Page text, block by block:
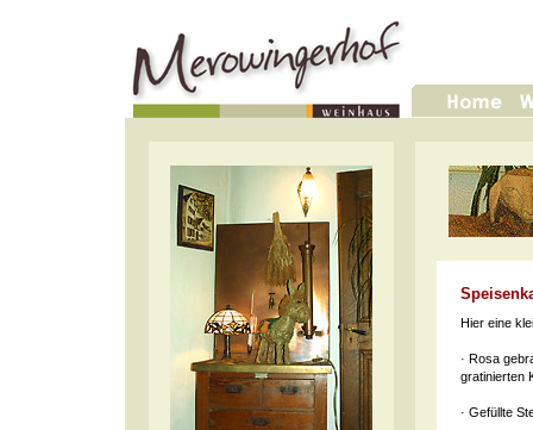
Hier eine
· Rosa
gratinierten
· Gefüllte